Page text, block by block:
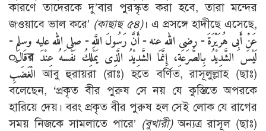
কারণে তাদেরকে দু’বার পুরস্কৃত করা হবে, তারা মন্দের
জওয়াবে ভাল করে’ (কাছাছ ৫৪)। এ প্রসঙ্গে হাদীছে এসেছে,
عَنْ أَبِى هُرَيْرَةَ - رضى الله عنه - أَنَّ رَسُولَ اللَّهِ - صلى الله عليه وسلم -
قَال্َর لَيْسَ الشَّدِيْدُ بِالصُّرَعَةِ، إِنَّمَا الشَّدِيْدُ الَّذِى يَمْلِكُ نَفْسَهُ عِنْدَ
الْغَضَبِআবু হুরায়রা (রাঃ) হতে বর্ণিত, রাসূলুল্লাহ (ছাঃ)
বলেছেন, ‘প্রকৃত বীর পুরুষ সে নয় যে কুস্তিতে অপরকে
হারিয়ে দেয়। বরং প্রকৃত বীর পুরুষ হল সেই লোক যে রাগের
সময় নিজকে সামলাতে পারে’ (বুখারী)অন্যত্র রাসূল (ছাঃ)